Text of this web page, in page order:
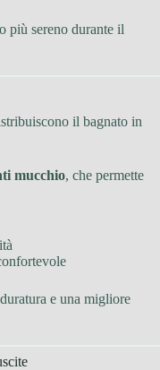
più sereno durante il
il bagnato in
mucchio, che permette
e una migliore